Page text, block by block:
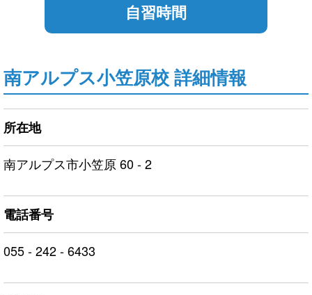
自習時間
南アルプス小笠原校 詳細情報
所在地
南アルプス市小笠原 60 - 2
電話番号
055 - 242 - 6433